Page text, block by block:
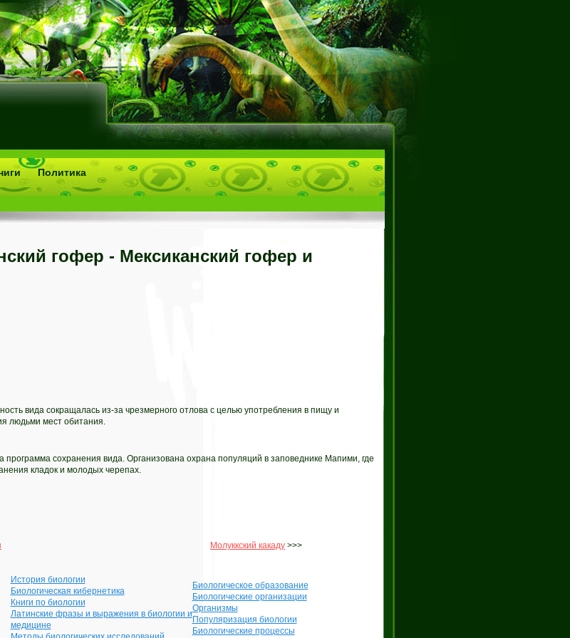
Политика
гофер - Мексиканский гофер и
вида сокращалась из-за чрезмерного отлова с целью употребления в пищу и
людьми мест обитания.
сохранения вида. Организована охрана популяций в заповеднике Мапими, где
кладок и молодых черепах.
Молуккский какаду >>>
История биологии
Биологическая кибернетика
Книги по биологии
Латинские фразы и выражения в биологии и
медицине
Биологическое образование
Биологические организации
Организмы
Популяризация биологии
Биологические процессы